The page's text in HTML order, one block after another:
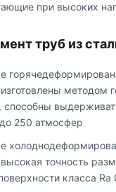
при высоких
труб из
методом
способны
250 атмосфер
точность
класса